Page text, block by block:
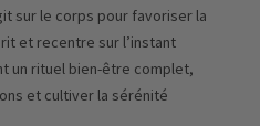
sur le corps pour favoriser la
et recentre sur l’instant
un rituel bien-être complet,
et cultiver la sérénité